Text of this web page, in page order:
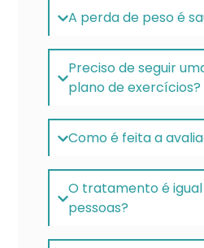
A perda de peso é
Preciso de seguir
plano de exercícios?
Como é feita a
O tratamento é
pessoas?